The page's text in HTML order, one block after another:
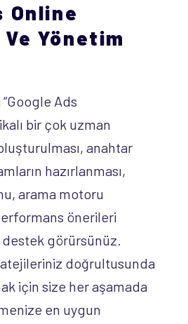
Online
Yönetim
Ads
bir çok uzman
anahtar
hazırlanması,
arama motoru
önerileri
destek görürsünüz.
doğrultusunda
için size her aşamada
en uygun